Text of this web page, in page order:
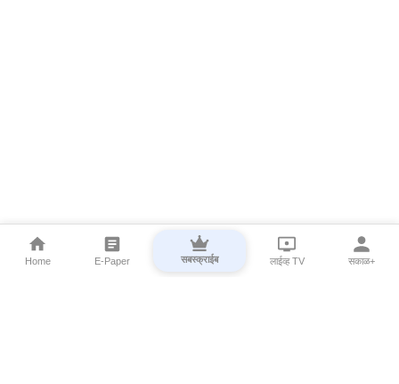
Home E-Paper सबस्क्राईब लाईव्ह TV सकाळ+